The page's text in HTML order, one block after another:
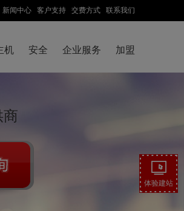
新闻中心 客户支持 交费方式 联系我们
机 安全 企业服务 加盟
供商
体验建站